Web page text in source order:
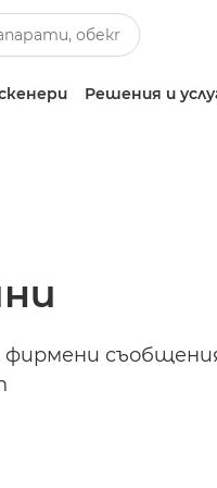
Решения и